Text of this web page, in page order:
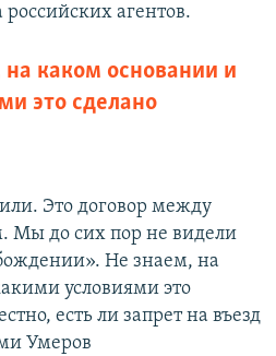
агентов.
каком основании и
это сделано
Это договор между
Мы до сих пор не видели
Не знаем, на
условиями это
есть ли запрет на въезд
Умеров